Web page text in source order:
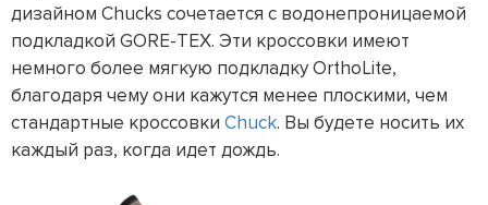
дизайном Chucks сочетается с водонепроницаемой
подкладкой GORE-TEX. Эти кроссовки имеют
немного более мягкую подкладку OrthoLite,
благодаря чему они кажутся менее плоскими, чем
стандартные кроссовки Chuck. Вы будете носить их
каждый раз, когда идет дождь.